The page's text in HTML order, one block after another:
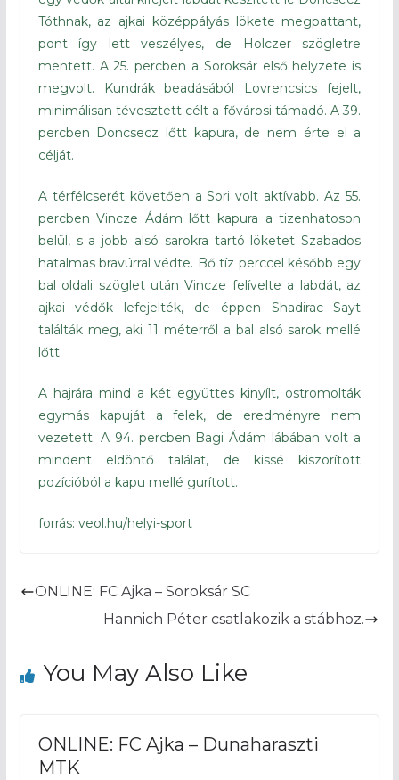
Tóthnak, az ajkai középpályás lökete megpattant,
pont így lett veszélyes, de Holczer szögletre
mentett. A 25. percben a Soroksár első helyzete is
megvolt. Kundrák beadásából Lovrencsics fejelt,
minimálisan tévesztett célt a fővárosi támadó. A 39.
percben Doncsecz lőtt kapura, de nem érte el a
célját.
A térfélcserét követően a Sori volt aktívabb. Az 55.
percben Vincze Ádám lőtt kapura a tizenhatoson
belül, s a jobb alsó sarokra tartó löketet Szabados
hatalmas bravúrral védte. Bő tíz perccel később egy
bal oldali szöglet után Vincze felívelte a labdát, az
ajkai védők lefejelték, de éppen Shadirac Sayt
találták meg, aki 11 méterről a bal alsó sarok mellé
lőtt.
A hajrára mind a két együttes kinyílt, ostromolták
egymás kapuját a felek, de eredményre nem
vezetett. A 94. percben Bagi Ádám lábában volt a
mindent eldöntő találat, de kissé kiszorított
pozícióból a kapu mellé gurított.
forrás: veol.hu/helyi-sport
ONLINE: FC Ajka – Soroksár SC
Hannich Péter csatlakozik a stábhoz.
You May Also Like
ONLINE: FC Ajka – Dunaharaszti
MTK